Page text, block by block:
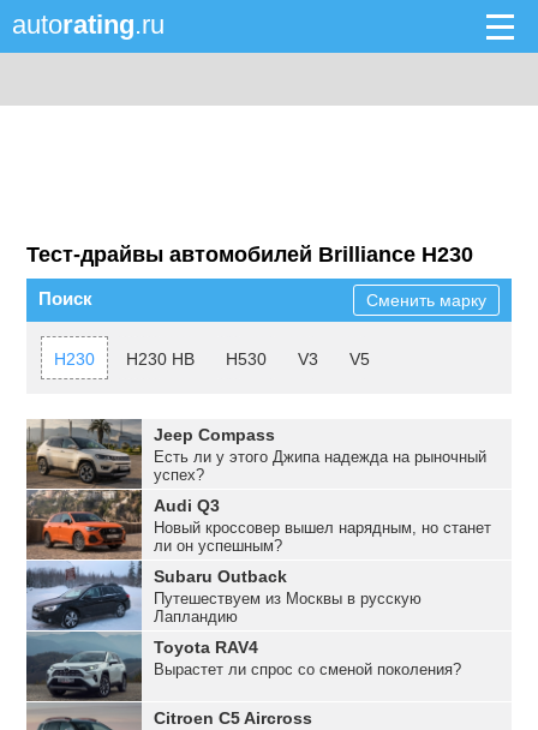
autorating.ru
Тест-драйвы автомобилей Brilliance H230
Поиск Сменить марку
H230 H230 HB H530 V3 V5
Jeep Compass
Есть ли у этого Джипа надежда на рыночный
успех?
Audi Q3
Новый кроссовер вышел нарядным, но станет
ли он успешным?
Subaru Outback
Путешествуем из Москвы в русскую
Лапландию
Toyota RAV4
Вырастет ли спрос со сменой поколения?
Citroen C5 Aircross